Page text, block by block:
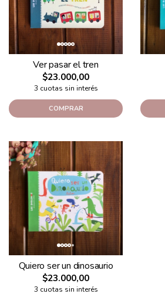
Ver pasar el tren
$23.000,00
3 cuotas sin interés
COMPRAR
Quiero ser un dinosaurio
$23.000,00
3 cuotas sin interés